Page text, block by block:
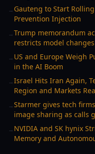
→ Gauteng to Start
Prevention Injection
→Trump memorandum
restricts model changes
→ US and Europe Weigh
in the AI Boom
→Israel Hits Iran Again,
Region and Markets
→Starmer gives tech
image sharing as calls
→ NVIDIA and SK hynix
Memory and